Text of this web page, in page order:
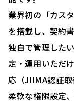
業界初の「カス
を搭載し、契約
独自で管理した
定・運用いただ
応（JIIMA認証取
柔軟な権限設定